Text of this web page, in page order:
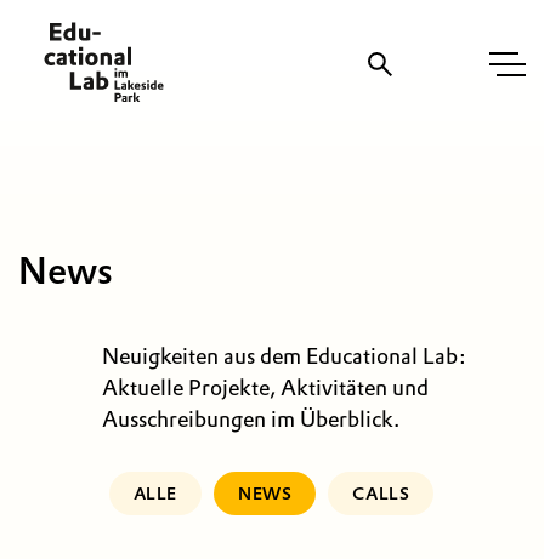
News
Neuigkeiten aus dem Educational Lab:
Aktuelle Projekte, Aktivitäten und
Ausschreibungen im Überblick.
ALLE NEWS CALLS